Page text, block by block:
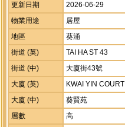
更新日期
2026-06-29
物業用途
居屋
地區
葵涌
街道 (英)
TAI HA ST 43
街道 (中)
大廈街43號
大廈 (英)
KWAI YIN COURT
大廈 (中)
葵賢苑
層數
高